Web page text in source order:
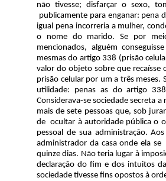
não tivesse; disfarçar o sexo,
publicamente para enganar: pena
igual pena incorreria a mulher,
o nome do marido. Se por
mencionados, alguém
mesmas do artigo 338 (prisão
valor do objeto sobre que recaísse
prisão celular por um a três meses.
utilidade: penas as do artigo
Considerava-se sociedade secreta
mais de sete pessoas que, sob
de ocultar à autoridade pública o
pessoal de sua administração.
administrador da casa onde ela se
quinze dias. Não teria lugar à
declaração do fim e dos intuitos
sociedade tivesse fins opostos à